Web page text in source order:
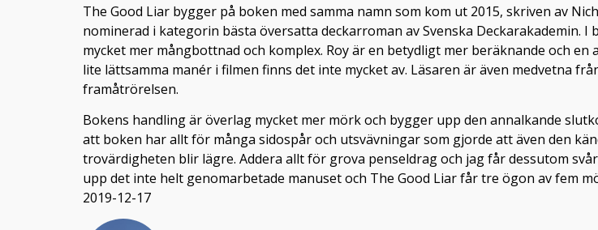
The Good Liar bygger på boken med samma namn som kom ut 2015, skriven av
nominerad i kategorin bästa översatta deckarroman av Svenska Deckarakademin.
mycket mer mångbottnad och komplex. Roy är en betydligt mer beräknande och
lite lättsamma manér i filmen finns det inte mycket av. Läsaren är även medvetna
framåtrörelsen.
Bokens handling är överlag mycket mer mörk och bygger upp den annalkande
att boken har allt för många sidospår och utsvävningar som gjorde att även den
trovärdigheten blir lägre. Addera allt för grova penseldrag och jag får dessutom
upp det inte helt genomarbetade manuset och The Good Liar får tre ögon av fem
2019-12-17